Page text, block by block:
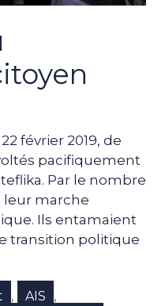
février 2019, de
pacifiquement
Par le nombre
leur marche
Ils entamaient
transition politique
, AIS ,